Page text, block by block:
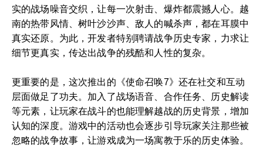
实的战场噪音交织，让每一次射击、爆炸都震撼人心。越
南的热带风情、树叶沙沙声、敌人的喊杀声，都在耳膜中
真实还原。为此，开发者特别聘请战争历史专家，力求让
细节更真实，传达出战争的残酷和人性的复杂。
更重要的是，这次推出的《使命召唤7》还在社交和互动
层面做足了功夫。加入了战场语音、合作任务、历史解读
等元素，让玩家在战斗的也能理解越战的历史背景，增加
认知的深度。游戏中的活动也会逐步引导玩家关注那些被
忽略的战争故事，让游戏成为一场寓教于乐的历史体验。